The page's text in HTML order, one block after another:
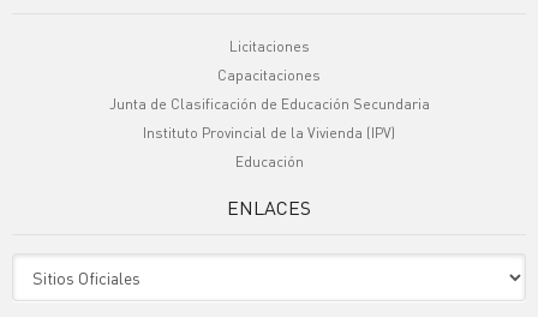
Licitaciones
Capacitaciones
Junta de Clasificación de Educación Secundaria
Instituto Provincial de la Vivienda (IPV)
Educación
ENLACES